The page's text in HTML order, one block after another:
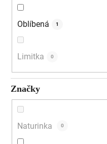
Oblíbená 1
Limitka 0
Značky
Naturinka 0